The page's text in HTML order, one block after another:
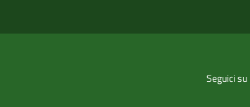
Seguici su